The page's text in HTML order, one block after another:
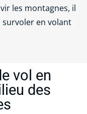
les montagnes, il
en volant
vol en
des